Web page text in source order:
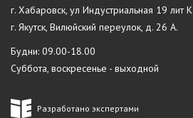
г. Хабаровск, ул Индустриальная 19 лит К
г. Якутск, Вилюйский переулок, д. 26 А.
Будни: 09.00-18.00
Суббота, воскресенье - выходной
Разработано экспертами